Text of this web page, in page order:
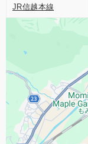
JR信越本線